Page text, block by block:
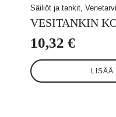
Säiliöt ja tankit,
VESITANKIN
10,32 €
LISÄÄ